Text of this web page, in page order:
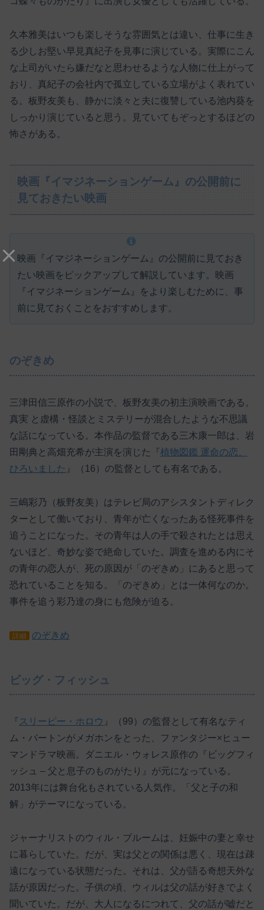
久本雅美はいつも楽しそうな雰囲気とは違い、仕事に生き
る少しお堅い早見真紀子を見事に演じている。実際にこん
な上司がいたら嫌だなと思わせるような人物に仕上がって
おり、真紀子の会社内で孤立している立場がよく表れてい
る。板野友美も、静かに淡々と夫に復讐している池内葵を
しっかり演じていると思う。見ていてもぞっとするほどの
怖さがある。
映画『イマジネーションゲーム』の公開前に
見ておきたい映画
映画『イマジネーションゲーム』の公開前に見ておき
たい映画をピックアップして解説しています。映画
『イマジネーションゲーム』をより楽しむために、事
前に見ておくことをおすすめします。
のぞきめ
三津田信三原作の小説で、板野友美の初主演映画である。
真実 と虚構・怪談とミステリーが混合したような不思議
な話になっている。本作品の監督である三木康一郎は、岩
田剛典と高畑充希が主演を演じた『植物図鑑 運命の恋、
ひろいました 』（16）の監督としても有名である。
三嶋彩乃（板野友美）はテレビ局のアシスタントディレク
ターとして働いており、青年が亡くなったある怪死事件を
追うことになった。その青年は人の手で殺されたとは思え
ないほど、奇妙な姿で絶命していた。調査を進める内にそ
の青年の恋人が、死の原因が「のぞきめ」にあると思って
恐れていることを知る。「のぞきめ」とは一体何なのか。
事件を追う彩乃達の身にも危険が迫る。
詳細 のぞきめ
ビッグ・フィッシュ
『 スリーピー・ホロウ 』（99）の監督として有名なティ
ム・バートンがメガホンをとった、ファンタジー×ヒュー
マンドラマ映画。ダニエル・ウォレス原作の『ビッグフィ
ッシュ – 父と息子のものがたり』が元になっている。
2013年には舞台化もされている人気作。「父と子の和
解」がテーマになっている。
ジャーナリストのウィル・ブルームは、妊娠中の妻と幸せ
に暮らしていた。だが、実は父との関係は悪く、現在は疎
遠になっている状態だった。それは、父が語る奇想天外な
話が原因だった。子供の頃、ウィルは父の話が好きでよく
聞いていた。だが、大人になるにつれて、父の話が嘘だと